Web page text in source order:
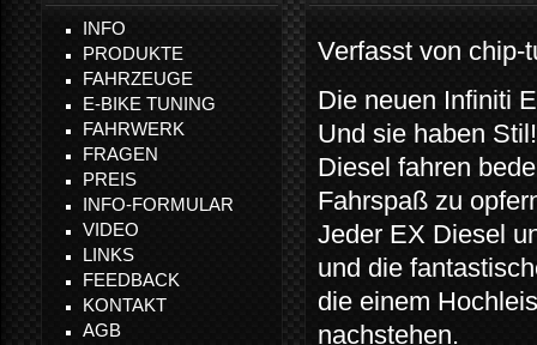
Verfasst von chip-
Die neuen Infiniti
Und sie haben Stil!
Diesel fahren
Fahrspaß zu
Jeder EX Diesel
und die
die einem
nachstehen.
INFO
PRODUKTE
FAHRZEUGE
E-BIKE TUNING
FAHRWERK
FRAGEN
PREIS
INFO-FORMULAR
VIDEO
LINKS
FEEDBACK
KONTAKT
AGB